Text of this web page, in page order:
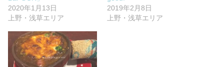
2020年1月13日
上野・浅草エリア
2019年2月8日
上野・浅草エリア